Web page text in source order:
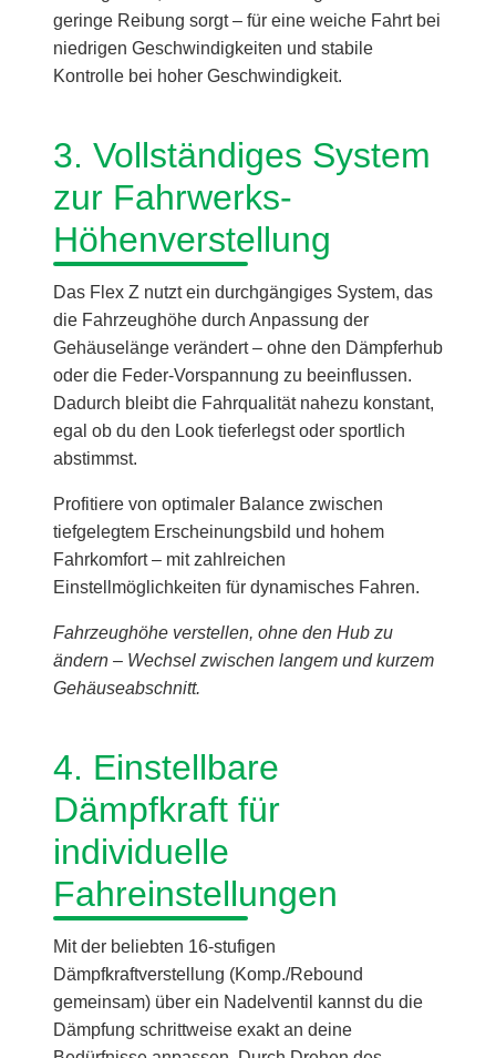
geringe Reibung sorgt – für eine weiche Fahrt bei
niedrigen Geschwindigkeiten und stabile
Kontrolle bei hoher Geschwindigkeit.
3. Vollständiges System
zur Fahrwerks-
Höhenverstellung
Das Flex Z nutzt ein durchgängiges System, das
die Fahrzeughöhe durch Anpassung der
Gehäuselänge verändert – ohne den Dämpferhub
oder die Feder-Vorspannung zu beeinflussen.
Dadurch bleibt die Fahrqualität nahezu konstant,
egal ob du den Look tieferlegst oder sportlich
abstimmst.
Profitiere von optimaler Balance zwischen
tiefgelegtem Erscheinungsbild und hohem
Fahrkomfort – mit zahlreichen
Einstellmöglichkeiten für dynamisches Fahren.
Fahrzeughöhe verstellen, ohne den Hub zu
ändern – Wechsel zwischen langem und kurzem
Gehäuseabschnitt.
4. Einstellbare
Dämpfkraft für
individuelle
Fahreinstellungen
Mit der beliebten 16-stufigen
Dämpfkraftverstellung (Komp./Rebound
gemeinsam) über ein Nadelventil kannst du die
Dämpfung schrittweise exakt an deine